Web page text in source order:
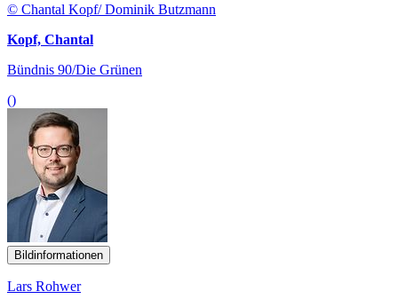
© Chantal Kopf/ Dominik Butzmann
Kopf, Chantal
Bündnis 90/Die Grünen
()
Bildinformationen
Lars Rohwer